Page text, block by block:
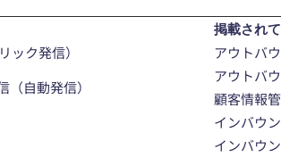
掲載され
ック発信）
アウトバ
（自動発信）
アウトバ
顧客情報
インバウ
インバウ